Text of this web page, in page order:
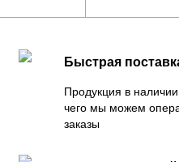
Быстрая
Продукция в
чего мы можем
заказы